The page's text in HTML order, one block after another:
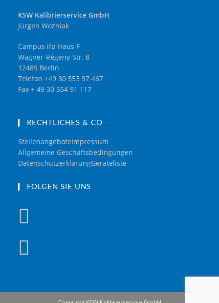
KSW Kalibrierservice GmbH
Jürgen Wozniak
Campus ifp Haus F
Wagner-Régeny-Str. 8
12489 Berlin
Telefon +49 30 553 97 467
Fax + 49 30 554 91 117
RECHTLICHES & CO
StellenangeboteImpressum
Allgemeine Geschäftsbedingungen
DatenschutzerklärungGeräteliste
FOLGEN SIE UNS